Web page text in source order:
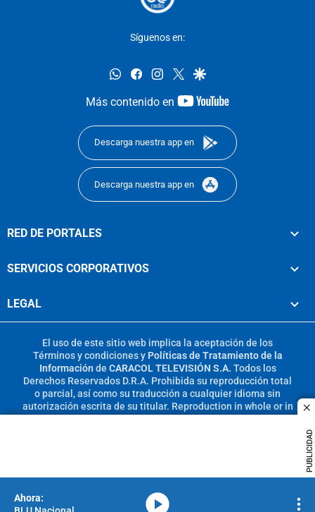
PUBLICIDAD
Síguenos en:
whatsappfacebookinstagram
twittergoogle
Más contenido en
youtube-
Descarga nuestra app en
Descarga nuestra app en
RED DE PORTALES
SERVICIOS CORPORATIVOS
LEGAL
El uso de este sitio web implica la aceptación de los
Términos y condicionesy Políticas de Tratamiento de la
Información de CARACOL TELEVISIÓN S.A. Todos los
Derechos Reservados D.R.A. Prohibida su reproducción total
o parcial, así como su traducción a cualquier idioma sin
autorización escrita de su titular. Reproduction in whole or in